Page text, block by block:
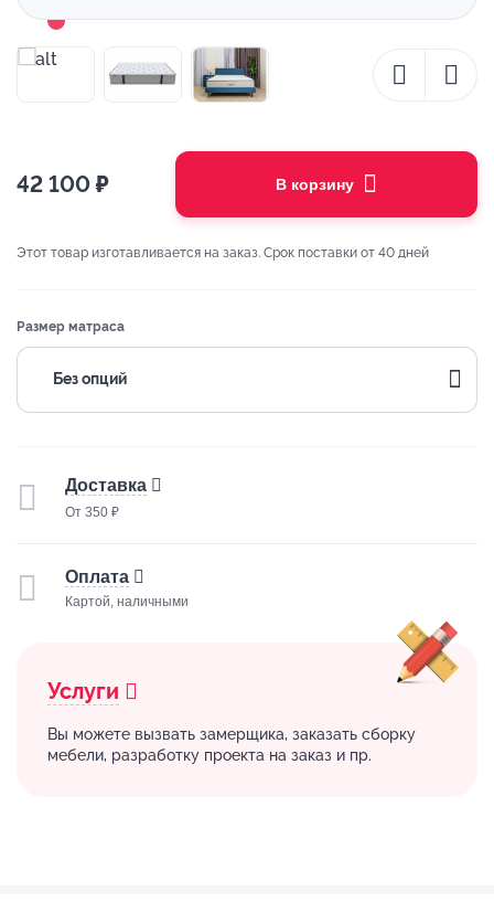
42 100 ₽ В корзину
Этот товар изготавливается на заказ. Срок поставки от 40 дней
Размер матраса
Без опций
Доставка
От 350 ₽
Оплата
Картой, наличными
Услуги
Вы можете вызвать замерщика, заказать сборку
мебели, разработку проекта на заказ и пр.